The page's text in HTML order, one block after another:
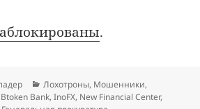
.
Рубрики
Лохотроны, Мошенники,
Btoken Bank,InoFX, New Financial Center,